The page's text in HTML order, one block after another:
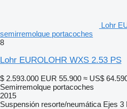
Lohr
semirremolque portacoches
8
Lohr EUROLOHR WXS 2.53 PS
$ 2.593.000 EUR 55.900 ≈ US$
Semirremolque portacoches
2015
Suspensión resorte/neumática Ejes 3